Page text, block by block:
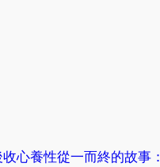
心養性從一而終的故事：